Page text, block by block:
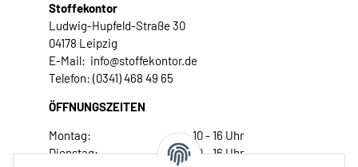
Stoffekontor
Ludwig-Hupfeld-Straße 30
04178 Leipzig
E-Mail: info@stoffekontor.de
Telefon: (0341) 468 49 65
ÖFFNUNGSZEITEN
Montag:
10 - 16 Uhr
Dienstag:
10 - 16 Uhr